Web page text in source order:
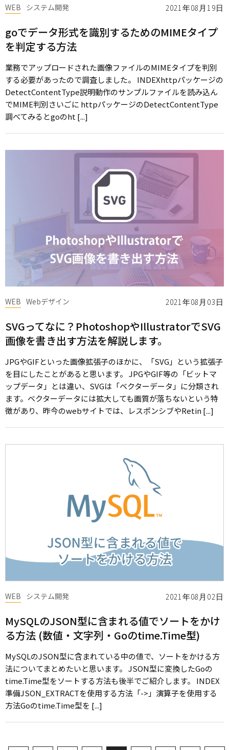
2021年08月19日
WEB システム開発
goでデータ形式を識別するためのMIMEタイプ
を判定する方法
業務でアップロードされた画像ファイルのMIMEタイプを判別
する必要があったので調査しました。 INDEXhttpパッケージの
DetectContentType説明動作のサンプルファイルを読み込ん
でMIME判別さいごに httpパッケージのDetectContentType
調べてみるとgoのht [...]
2021年08月03日
WEB Webデザイン
SVGってなに？PhotoshopやIllustratorでSVG
画像を書き出す方法を解説します。
JPGやGIFといった画像拡張子のほかに、「SVG」という拡張子
を目にしたことがあると思います。 JPGやGIF等の「ビットマ
ップデータ」とは違い、SVGは「ベクターデータ」に分類され
ます。ベクターデータには拡大しても画質が落ちないという特
徴があり、昨今のwebサイトでは、レスポンシブやRetin [...]
2021年08月02日
WEB システム開発
MySQLのJSON型に含まれる値でソートをかけ
る方法 (数値・文字列・Goのtime.Time型)
MySQLのJSON型に含まれている中の値で、ソートをかける方
法についてまとめたいと思います。 JSON型に変換したGoの
time.Time型をソートする方法も後半でご紹介します。 INDEX
準備JSON_EXTRACTを使用する方法「->」演算子を使用する
方法Goのtime.Time型を [...]